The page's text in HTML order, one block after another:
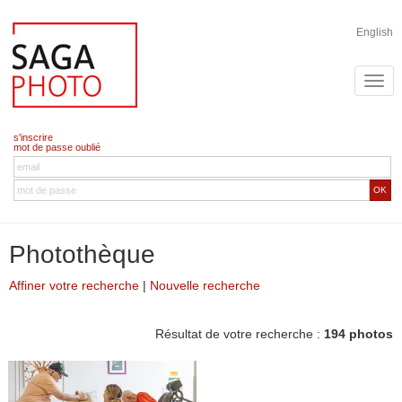
English
s'inscrire
mot de passe oublié
OK
Photothèque
Affiner votre recherche | Nouvelle recherche
Résultat de votre recherche : 194 photos